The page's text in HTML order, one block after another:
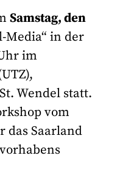
Samstag, den
Media“ in der
im
Wendel statt.
vom
das Saarland